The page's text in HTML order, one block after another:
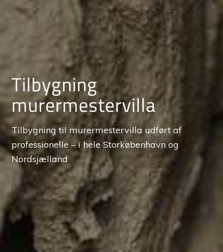
Tilbygning
murermester­villa
Tilbygning til murermestervilla udført af
professionelle – i hele Storkøbenhavn og
Nordsjælland